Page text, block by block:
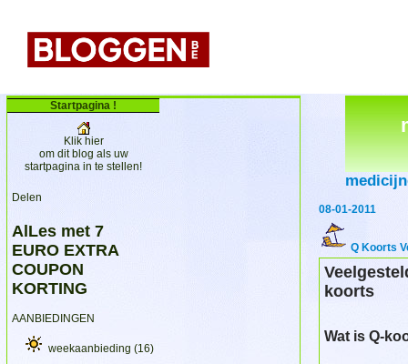
Startpagina !
Klik hier
om dit blog als uw
startpagina in te stellen!
Delen
AlLes met 7
EURO EXTRA
COUPON
KORTING
AANBIEDINGEN
weekaanbieding (16)
08-01-2011
Q Koorts
koorts
Wat is Q-